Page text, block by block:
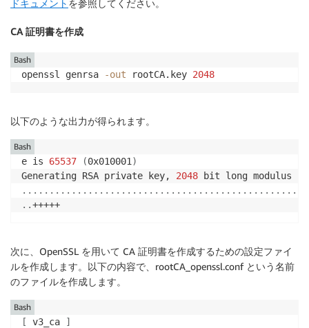
ドキュメント を参照してください。
CA 証明書を作成
openssl genrsa -out rootCA.key 2048
Bash
以下のような出力が得られます。
e is 65537 (0x010001 )
Generating RSA private key, 2048 bit long modulus
.. .. .. .. .. .. .. .. .. .. .. .. .. .. .. .. .. .. .. .. .. .. .. .. ..
..+++++
Bash
次に、OpenSSL を用いて CA 証明書を作成するための設定ファイ
ルを作成します。以下の内容で、rootCA_openssl.conf という名前
のファイルを作成します。
[ v3_ca
]
Bash